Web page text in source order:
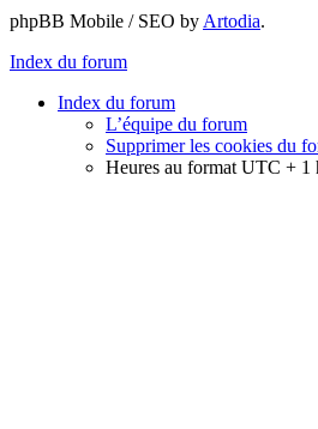
phpBB Mobile / SEO by Artodia.
Index du forum
Index du forum
L’équipe du forum
Supprimer les cookies du
Heures au format UTC + 1